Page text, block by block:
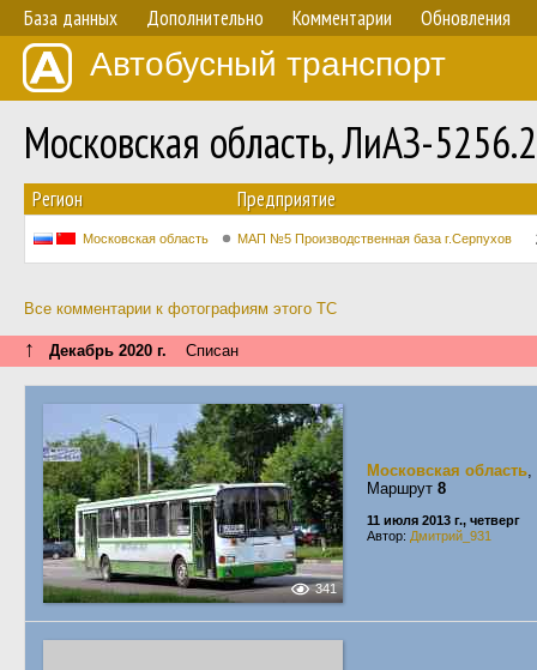
База данных Дополнительно Комментарии Обновления
Автобусный транспорт
Московская область, ЛиАЗ-
Регион Предприятие
Московская область МАП №5 Производственная база г.Серпухов
Все комментарии к фотографиям этого ТС
↑ Декабрь 2020 г. Списан
341
Московская область,
Маршрут 8
11 июля 2013 г., четверг
Автор: Дмитрий_931